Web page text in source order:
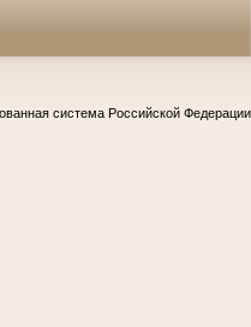
система Российской